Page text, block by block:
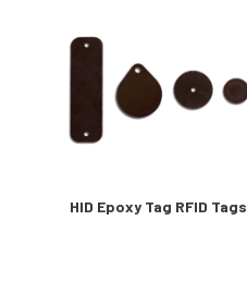
HID Epoxy Tag RFID Tags